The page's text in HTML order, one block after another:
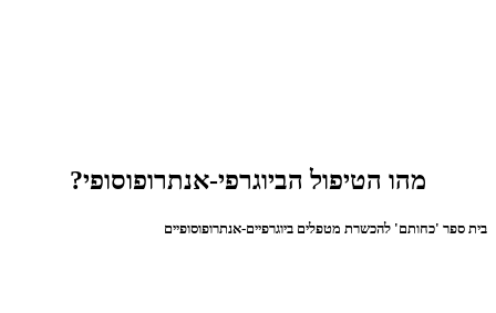
מהו הטיפול הביוגרפי-אנתרופוסופי?
בית ספר 'כחותם' להכשרת מטפלים ביוגרפיים-אנתרופוסופיים